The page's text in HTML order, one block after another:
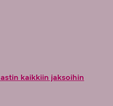
kaikkiin jaksoihin